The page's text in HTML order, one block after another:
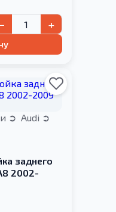
+
Audi
заднего
2002-